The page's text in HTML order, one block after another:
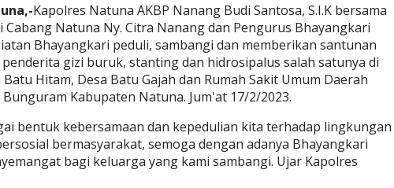
Kapolres Natuna AKBP Nanang Budi Santosa, S.I.K bersama
Cabang Natuna Ny. Citra Nanang dan Pengurus Bhayangkari
Bhayangkari peduli, sambangi dan memberikan santunan
gizi buruk, stanting dan hidrosipalus salah satunya di
Hitam, Desa Batu Gajah dan Rumah Sakit Umum Daerah
Bunguram Kabupaten Natuna. Jum'at 17/2/2023.
bentuk kebersamaan dan kepedulian kita terhadap lingkungan
bermasyarakat, semoga dengan adanya Bhayangkari
bagi keluarga yang kami sambangi. Ujar Kapolres